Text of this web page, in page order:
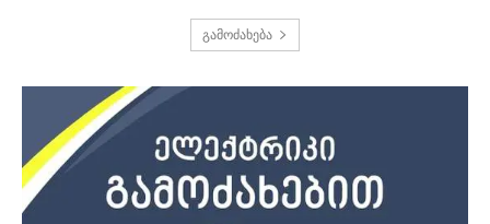
გამოძახება